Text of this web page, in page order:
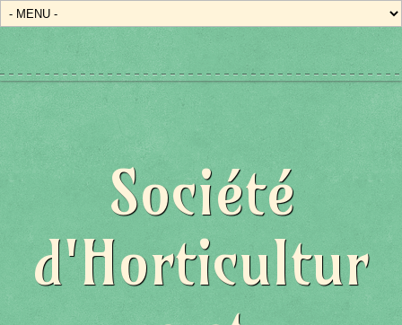
Société
d'Horticultur